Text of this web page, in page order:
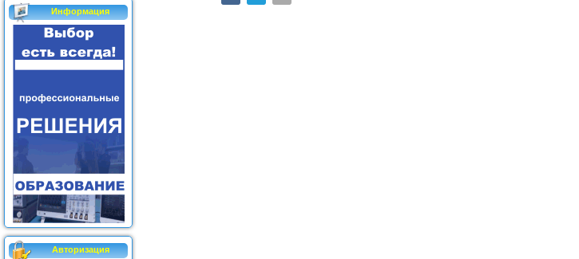
Информация
Авторизация